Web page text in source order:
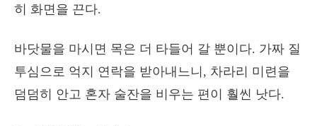
히 화면을 끈다.
바닷물을 마시면 목은 더 타들어 갈 뿐이다. 가짜 질
투심으로 억지 연락을 받아내느니, 차라리 미련을
덤덤히 안고 혼자 술잔을 비우는 편이 훨씬 낫다.